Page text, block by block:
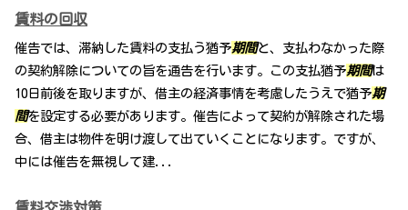
賃料の回収
催告では、滞納した賃料の支払う猶予期間と、支払わなかった際
の契約解除についての旨を通告を行います。この支払猶予期間は
10日前後を取りますが、借主の経済事情を考慮したうえで猶予期
間を設定する必要があります。催告によって契約が解除された場
合、借主は物件を明け渡して出ていくことになります。ですが、
中には催告を無視して建...